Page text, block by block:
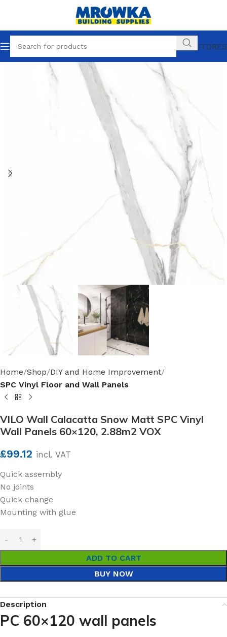
OUR STORES
Home Shop DIY and Home Improvement
SPC Vinyl Floor and Wall Panels
VILO Wall Calacatta Snow Matt SPC Vinyl
Wall Panels 60×120, 2.88m2 VOX
£99.12 incl. VAT
Quick assembly
No joints
Quick change
Mounting with glue
ADD TO CART
BUY NOW
Description
PC 60×120 wall panels